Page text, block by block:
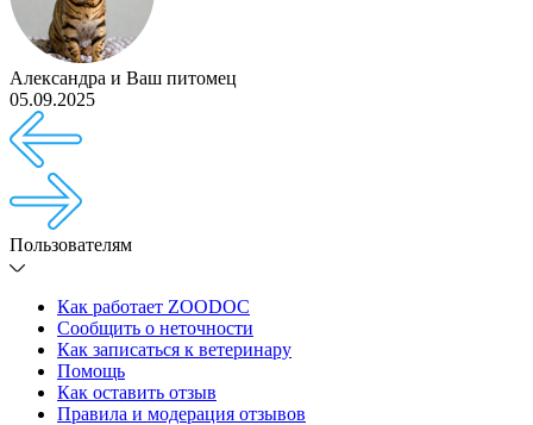
Александра и Ваш питомец
05.09.2025
Пользователям
Как работает ZOODOC
Сообщить о неточности
Как записаться к ветеринару
Помощь
Как оставить отзыв
Правила и модерация отзывов